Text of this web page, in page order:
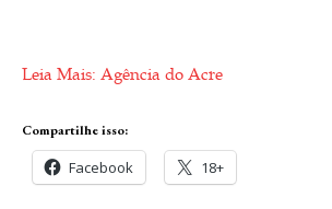
Leia Mais: Agência do Acre
Compartilhe isso:
Facebook 18+